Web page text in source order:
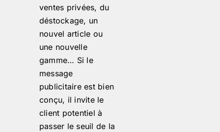
ventes privées, du
déstockage, un
nouvel article ou
une nouvelle
gamme… Si le
message
publicitaire est bien
conçu, il invite le
client potentiel à
passer le seuil de la